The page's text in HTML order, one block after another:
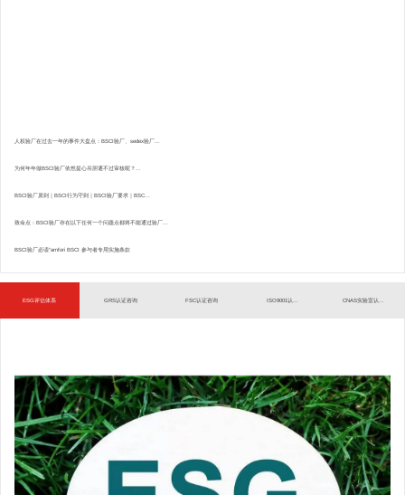
人权验厂在过去一年的事件大盘点：BSCI验厂、sedex验厂...
为何年年做BSCI验厂依然提心吊胆通不过审核呢？...
BSCI验厂原则｜BSCI行为守则｜BSCI验厂要求｜BSC...
致命点：BSCI验厂存在以下任何一个问题点都将不能通过验厂...
BSCI验厂必读”amfori BSCI 参与者专用实施条款
ESG评估体系 GRS认证咨询 FSC认证咨询 ISO9001认... CNAS实验室认...